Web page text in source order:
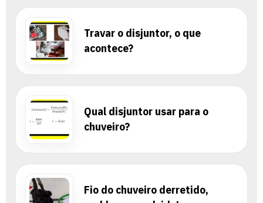
Travar o disjuntor, o que
acontece?
Qual disjuntor usar para o
chuveiro?
Fio do chuveiro derretido,